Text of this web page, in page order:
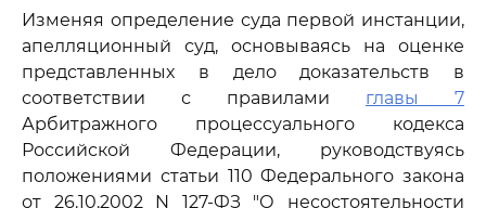
Изменяя определение суда первой инстанции,
апелляционный суд, основываясь на оценке
представленных в дело доказательств в
соответствии с правилами главы 7
Арбитражного процессуального кодекса
Российской Федерации, руководствуясь
положениями статьи 110 Федерального закона
от 26.10.2002 N 127-ФЗ "О несостоятельности